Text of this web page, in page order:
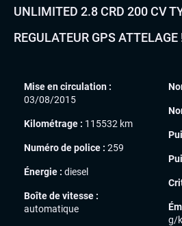
UNLIMITED 2.8 CRD 200 CV
REGULATEUR GPS ATTELAGE
Mise en circulation :
03/08/2015
Kilométrage : 115532 km
Numéro de police : 259
Énergie : diesel
Boîte de vitesse :
automatique
g/